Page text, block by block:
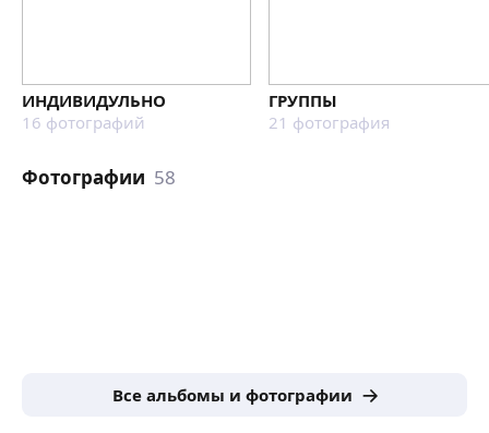
ИНДИВИДУЛЬНО
16 фотографий
ГРУППЫ
21 фотография
Фотографии 58
Все альбомы и фотографии